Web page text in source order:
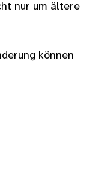
nur um ältere
können